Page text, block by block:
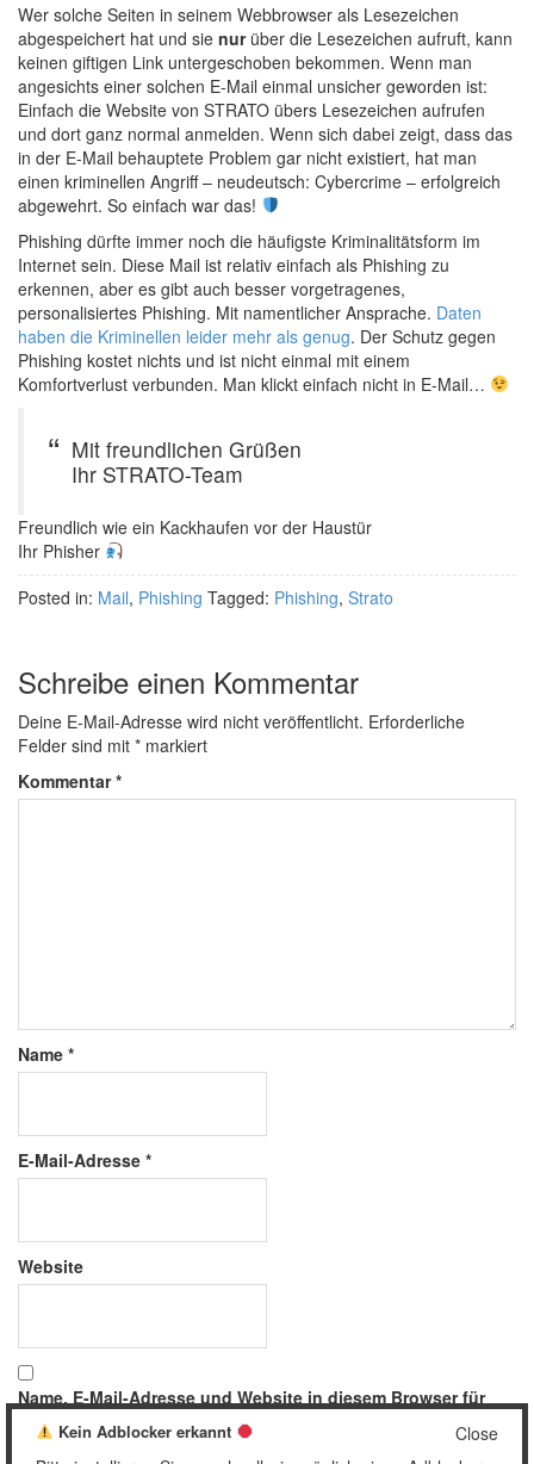
Wer solche Seiten in seinem Webbrowser als Lesezeichen
abgespeichert hat und sie nurüber die Lesezeichen aufruft, kann
keinen giftigen Link untergeschoben bekommen. Wenn man
angesichts einer solchen E-Mail einmal unsicher geworden ist:
Einfach die Website von STRATO übers Lesezeichen aufrufen
und dort ganz normal anmelden. Wenn sich dabei zeigt, dass das
in der E-Mail behauptete Problem gar nicht existiert, hat man
einen kriminellen Angriff – neudeutsch: Cybercrime – erfolgreich
abgewehrt. So einfach war das!
Phishing dürfte immer noch die häufigste Kriminalitätsform im
Internet sein. Diese Mail ist relativ einfach als Phishing zu
erkennen, aber es gibt auch besser vorgetragenes,
personalisiertes Phishing. Mit namentlicher Ansprache. Daten
haben die Kriminellen leider mehr als genug. Der Schutz gegen
Phishing kostet nichts und ist nicht einmal mit einem
Komfortverlust verbunden. Man klickt einfach nicht in E-Mail…
Mit freundlichen Grüßen
Ihr STRATO-Team
Freundlich wie ein Kackhaufen vor der Haustür
Ihr Phisher
Posted in: Mail, Phishing Tagged: Phishing, Strato
Schreibe einen Kommentar
Deine E-Mail-Adresse wird nicht veröffentlicht. Erforderliche
Felder sind mit * markiert
Kommentar*
Name *
E-Mail-Adresse *
Website
Name, E-Mail-Adresse und Website in diesem Browser für
meinen nächsten Kommentar speichern.
Close
Kein Adblocker erkannt